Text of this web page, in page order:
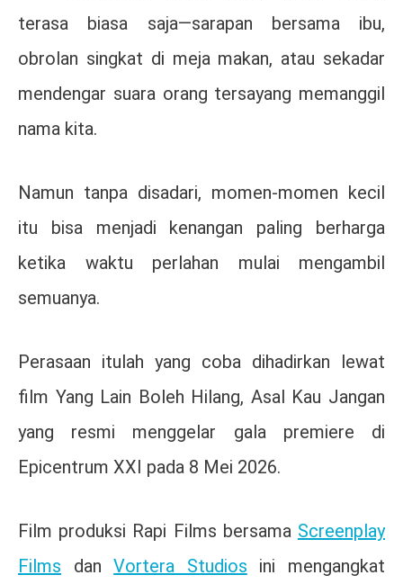
terasa biasa saja—sarapan bersama ibu,
obrolan singkat di meja makan, atau sekadar
mendengar suara orang tersayang memanggil
nama kita.
Namun tanpa disadari, momen-momen kecil
itu bisa menjadi kenangan paling berharga
ketika waktu perlahan mulai mengambil
semuanya.
Perasaan itulah yang coba dihadirkan lewat
film Yang Lain Boleh Hilang, Asal Kau Jangan
yang resmi menggelar gala premiere di
Epicentrum XXI pada 8 Mei 2026.
Film produksi Rapi Films bersama Screenplay
Films danVortera Studios ini mengangkat